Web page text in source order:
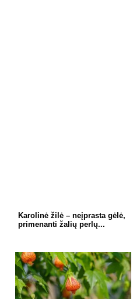
Karolinė žilė – neįprasta gėlė,
primenanti žalių perlų...